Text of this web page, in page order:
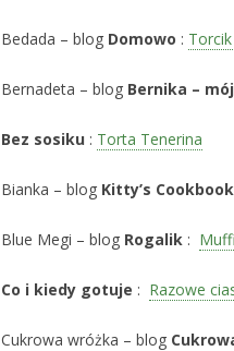
Bedada – blog Domowo :
Bernadeta – blog Bernika –
Bez sosiku : Torta Tenerina
Bianka – blog Kitty’s Cookbook
Blue Megi – blog Rogalik :
Co i kiedy gotuje : Razowe
Cukrowa wróżka – blog